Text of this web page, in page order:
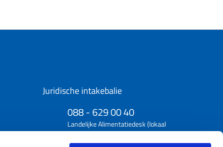
Juridische intakebalie
088 - 629 00 40
Landelijke Alimentatiedesk (lokaal
tarief)